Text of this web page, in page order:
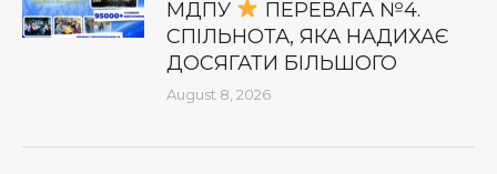
МДПУ
ПЕРЕВАГА №4.
СПІЛЬНОТА, ЯКА НАДИХАЄ
ДОСЯГАТИ БІЛЬШОГО
August 8, 2026